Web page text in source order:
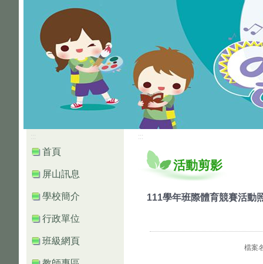
:::
首頁
屏山訊息
學校簡介
行政單位
班級網頁
:::
活動剪影
111學年班際體育競賽活動
檔案